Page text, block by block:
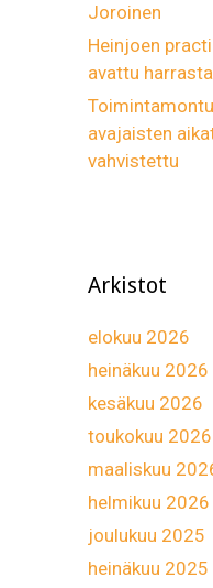
Joroinen
Heinjoen
avattu
avajaisten
vahvistettu
Arkistot
elokuu 2026
heinäkuu 2026
kesäkuu 2026
toukokuu 2026
maaliskuu
helmikuu 2026
joulukuu 2025
heinäkuu 2025